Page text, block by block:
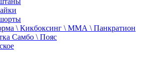
\ Кикбоксинг \ ММА \ Панкратион
Самбо \ Пояс